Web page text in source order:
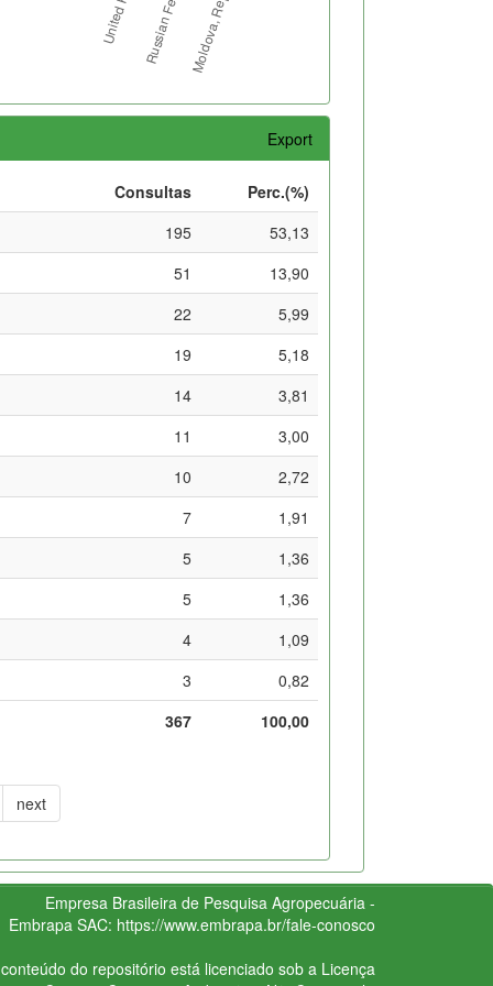
Export
Consultas
Perc.(%)
195
53,13
51
13,90
22
5,99
19
5,18
14
3,81
11
3,00
10
2,72
7
1,91
5
1,36
5
1,36
4
1,09
3
0,82
367
100,00
next
Empresa Brasileira de Pesquisa Agropecuária -
Embrapa SAC: https://www.embrapa.br/fale-conosco
do repositório está licenciado sob a Licença